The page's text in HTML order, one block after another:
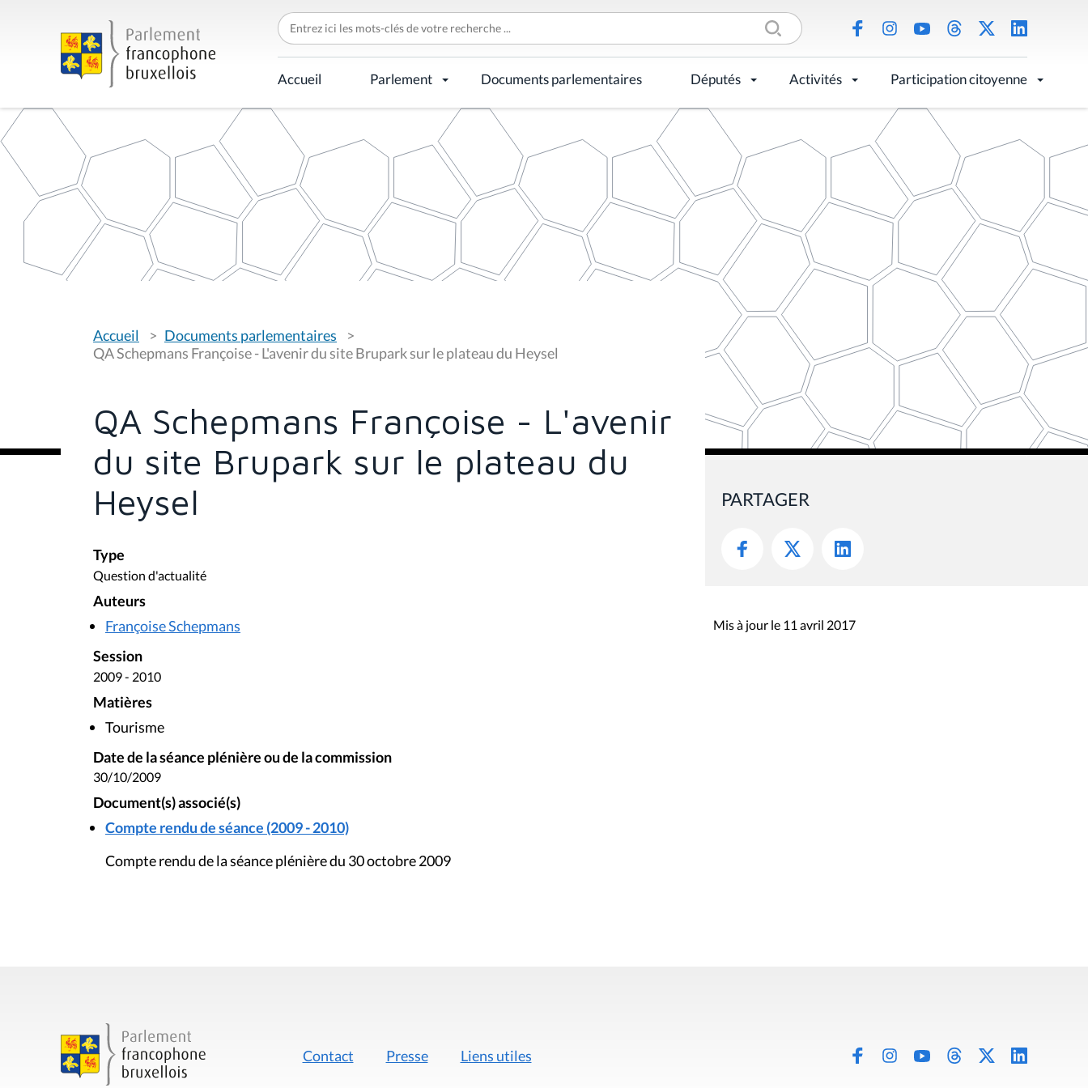
C
h
e
r
c
h
r
p
Accueil Parlement Documents parlementaires Députés Activités Participation citoyenne
o
u
s
Accueil
Documents parlementaires
QA Schepmans Françoise - L'avenir du site Brupark sur le plateau du Heysel
QA Schepmans Françoise - L'avenir
du site Brupark sur le plateau du
Heysel
Type
Question d'actualité
Auteurs
Françoise Schepmans
Session
2009 - 2010
Matières
Tourisme
Date de la séance plénière ou de la commission
30/10/2009
Document(s) associé(s)
Compte rendu de séance (2009 - 2010)
Compte rendu de la séance plénière du 30 octobre 2009
PARTAGER
Mis à jour le 11 avril 2017
Contact Presse Liens utiles